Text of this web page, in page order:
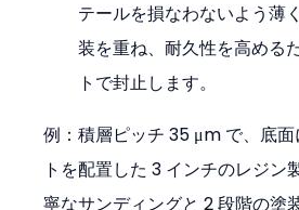
テールを損なわないよう薄
装を重ね、耐久性を高める
トで封止します。
例：積層ピッチ 35 μm で、底
トを配置した 3 インチのレジン
寧なサンディングと 2 段階の塗